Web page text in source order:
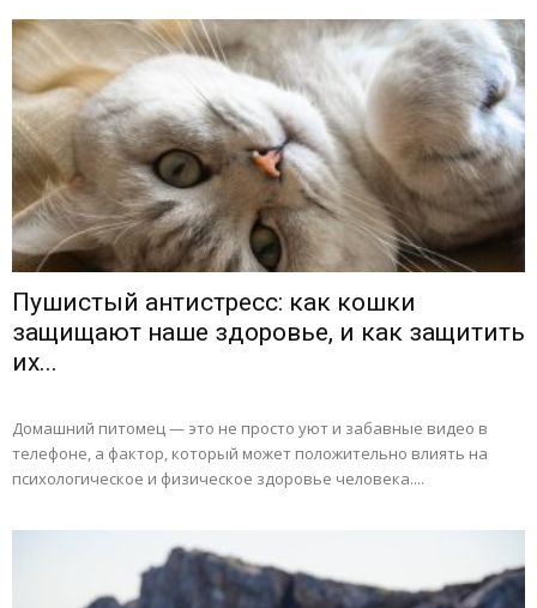
Пушистый антистресс: как кошки
защищают наше здоровье, и как защитить
их...
Домашний питомец — это не просто уют и забавные видео в
телефоне, а фактор, который может положительно влиять на
психологическое и физическое здоровье человека....